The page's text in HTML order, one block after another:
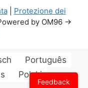
Feedback
| Protezione dei
by OM96 ->
Português
Polski